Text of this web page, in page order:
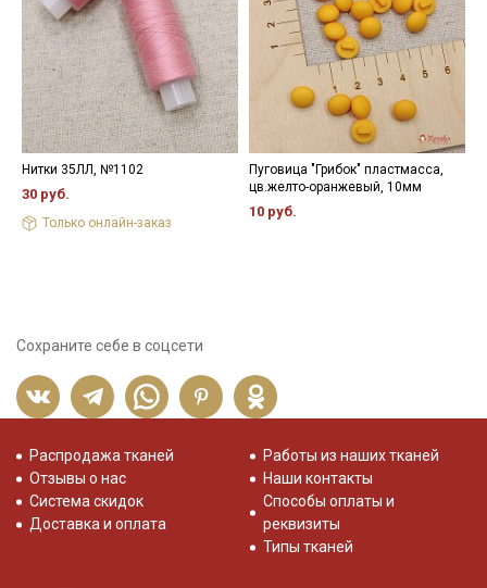
Нитки 35ЛЛ, №1102
30 руб.
Только онлайн-заказ
Пуговица "Грибок" пластмасса,
цв.желто-оранжевый, 10мм
10 руб.
Сохраните себе в соцсети
Распродажа тканей
Отзывы о нас
Система скидок
Доставка и оплата
Работы из наших тканей
Наши контакты
Способы оплаты и
реквизиты
Типы тканей